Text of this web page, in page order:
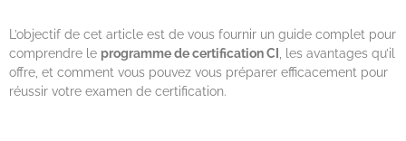
L’objectif de cet article est de vous fournir un guide complet pour
comprendre le programme de certification CI
, les avantages qu’il
offre, et comment vous pouvez vous préparer efficacement pour
réussir votre examen de certification.